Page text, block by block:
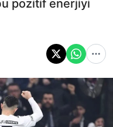
pozitif enerjiyi